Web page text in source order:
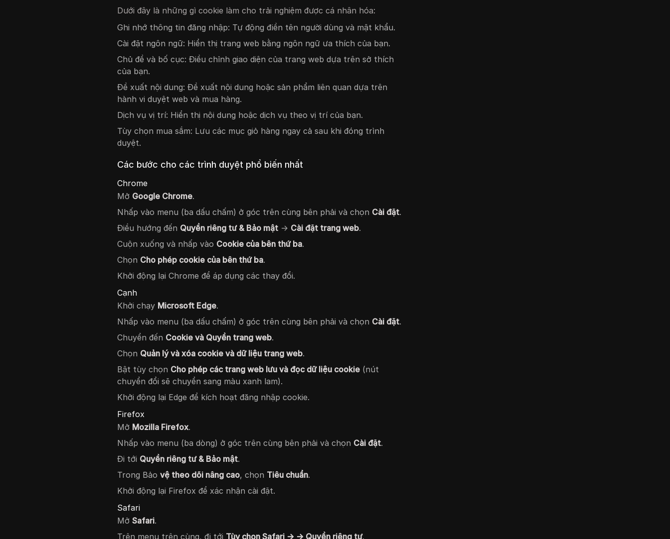
Dưới đây là những gì cookie làm cho trải nghiệm được cá nhân hóa:
Ghi nhớ thông tin đăng nhập: Tự động điền tên người dùng và mật khẩu.
Cài đặt ngôn ngữ: Hiển thị trang web bằng ngôn ngữ ưa thích của bạn.
Chủ đề và bố cục: Điều chỉnh giao diện của trang web dựa trên sở thích
của bạn.
Đề xuất nội dung: Đề xuất nội dung hoặc sản phẩm liên quan dựa trên
hành vi duyệt web và mua hàng.
Dịch vụ vị trí: Hiển thị nội dung hoặc dịch vụ theo vị trí của bạn.
Tùy chọn mua sắm: Lưu các mục giỏ hàng ngay cả sau khi đóng trình
duyệt.
Các bước cho các trình duyệt phổ biến nhất
Chrome
Mở Google Chrome.
Nhấp vào menu (ba dấu chấm) ở góc trên cùng bên phải và chọn Cài đặt.
Điều hướng đến Quyền riêng tư & Bảo mật → Cài đặt trang web.
Cuộn xuống và nhấp vào Cookie của bên thứ ba.
Chọn Cho phép cookie của bên thứ ba.
Khởi động lại Chrome để áp dụng các thay đổi.
Cạnh
Khởi chạy Microsoft Edge.
Nhấp vào menu (ba dấu chấm) ở góc trên cùng bên phải và chọn Cài đặt.
Chuyển đến Cookie và Quyền trang web.
Chọn Quản lý và xóa cookie và dữ liệu trang web.
Bật tùy chọn Cho phép các trang web lưu và đọc dữ liệu cookie (nút
chuyển đổi sẽ chuyển sang màu xanh lam).
Khởi động lại Edge để kích hoạt đăng nhập cookie.
Firefox
Mở Mozilla Firefox.
Nhấp vào menu (ba dòng) ở góc trên cùng bên phải và chọn Cài đặt.
Đi tới Quyền riêng tư & Bảo mật.
Trong Bảovệ theo dõi nâng cao, chọn Tiêu chuẩn.
Khởi động lại Firefox để xác nhận cài đặt.
Safari
MởSafari.
Trên menu trên cùng, đi tới Tùy chọn Safari → → Quyền riêng tư.